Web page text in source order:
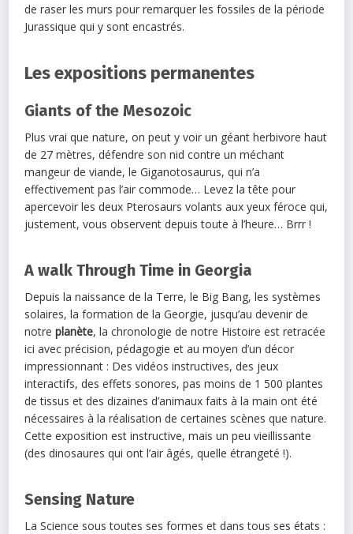
de raser les murs pour remarquer les fossiles de la période
Jurassique qui y sont encastrés.
Les expositions permanentes
Giants of the Mesozoic
Plus vrai que nature, on peut y voir un géant herbivore haut
de 27 mètres, défendre son nid contre un méchant
mangeur de viande, le Giganotosaurus, qui n’a
effectivement pas l’air commode… Levez la tête pour
apercevoir les deux Pterosaurs volants aux yeux féroce qui,
justement, vous observent depuis toute à l’heure… Brrr !
A walk Through Time in Georgia
Depuis la naissance de la Terre, le Big Bang, les systèmes
solaires, la formation de la Georgie, jusqu’au devenir de
notreplanète, la chronologie de notre Histoire est retracée
ici avec précision, pédagogie et au moyen d’un décor
impressionnant : Des vidéos instructives, des jeux
interactifs, des effets sonores, pas moins de 1 500 plantes
de tissus et des dizaines d’animaux faits à la main ont été
nécessaires à la réalisation de certaines scènes que nature.
Cette exposition est instructive, mais un peu vieillissante
(des dinosaures qui ont l’air âgés, quelle étrangeté !).
Sensing Nature
La Science sous toutes ses formes et dans tous ses états :